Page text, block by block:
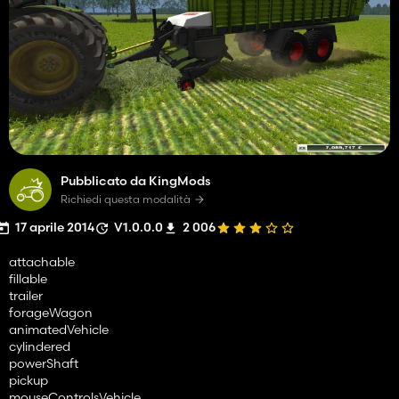
Pubblicato da KingMods
Richiedi questa modalità
17 aprile 2014 V1.0.0.0 2 006
attachable
fillable
trailer
forageWagon
animatedVehicle
cylindered
powerShaft
pickup